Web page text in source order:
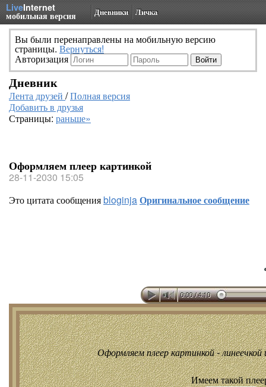
LiveInternet
мобильная версия Дневники Личка
Вы были перенаправлены на мобильную версию
страницы. Вернуться!
Авторизация
Дневник
Лента друзей /Полная версия
Добавить в друзья
Страницы: раньше»
Оформляем плеер картинкой
28-11-2030 15:05
Это цитата сообщенияbloginjaОригинальное сообщение
Оформляем плеер картинкой - линеечкой
Имеем такой